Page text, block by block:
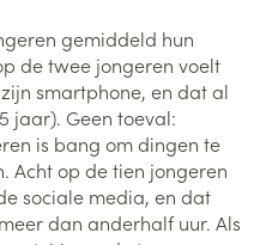
gemiddeld hun
de twee jongeren voelt
smartphone, en dat al
jaar). Geen toeval:
is bang om dingen te
Acht op de tien jongeren
sociale media, en dat
dan anderhalf uur. Als